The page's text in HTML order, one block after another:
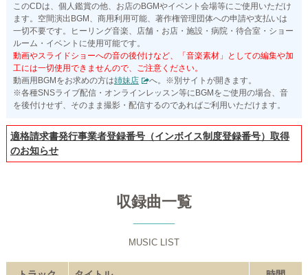
このCDは、個人鑑賞の他、お店のBGMやイベント会場等にご使用いただけ
ます。空間演出BGM、商用利用可能、著作権管理団体への申請や支払いは
一切不要です。ヒーリング音楽、店舗・お店・施設・病院・待合室・ショー
ルーム・イベントに使用可能です。
動画やスライドショーへの音の後付けなど、「音楽素材」としての編集や加
工には一切使用できませんので、ご注意ください。
動画用BGMをお求めの方は姉妹店
へ。※別サイトが開きます。
※各種SNSライブ配信・オンラインレッスン等にBGMをご使用の場合、音
を後付けせず、そのまま撮影・配信するのであればご利用いただけます。
適格請求書発行事業者登録番号（インボイス制度登録番号）取得
のお知らせ
収録曲一覧
MUSIC LIST